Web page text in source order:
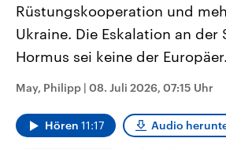
Landtagswahl Sachsen-Anhalt
2026
Alle Informationen
September 2026 einen neuen
Bundesland von einer Koalition aus
CDU, SPD und FDP regiert.-
Wahlprogramme, aktuelle Berichte
und Hintergründe zu den Parteien
Sendungen Programm
Rüstungskooperation und
Ukraine. Die Eskalation an der
Hormus sei keine der Europäer.
May, Philipp | 08. Juli 2026, 07:15 Uhr
Hören 11:17 Audio